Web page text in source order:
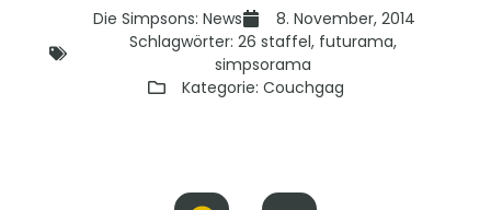
Die Simpsons: News
8. November, 2014
Schlagwörter: 26 staffel, futurama,
simpsorama
Kategorie: Couchgag